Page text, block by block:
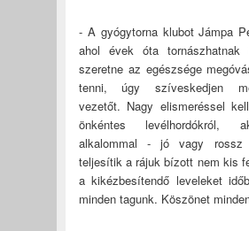
- A gyógytorna klubot Jámpa
ahol évek óta tornászhatnak
szeretne az egészsége
tenni, úgy szíveskedjen
vezetőt. Nagy elismeréssel
önkéntes levélhordókról,
alkalommal - jó vagy
teljesítik a rájuk bízott nem kis
a kikézbesítendő leveleket
minden tagunk. Köszönet